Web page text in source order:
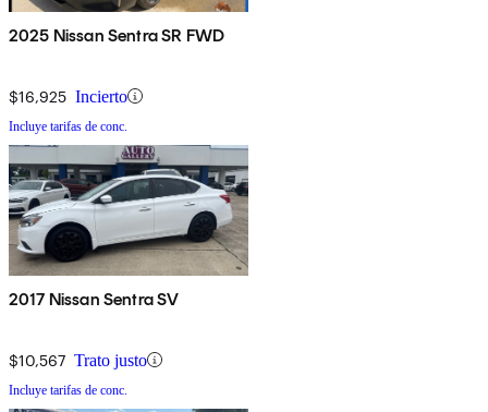
2025 Nissan Sentra SR FWD
$16,925 Incierto
Incluye tarifas de conc.
2017 Nissan Sentra SV
$10,567 Trato justo
Incluye tarifas de conc.